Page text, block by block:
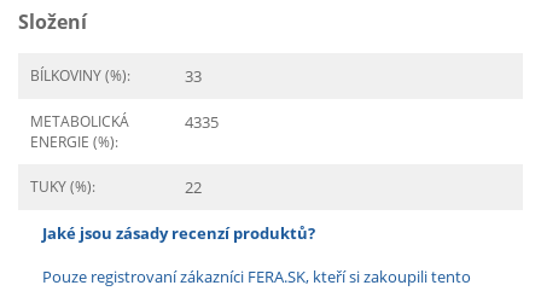
Složení
BÍLKOVINY (%): 33
METABOLICKÁ
ENERGIE (%):
4335
TUKY (%): 22
Jaké jsou zásady recenzí produktů?
Pouze registrovaní zákazníci FERA.SK, kteří si zakoupili tento